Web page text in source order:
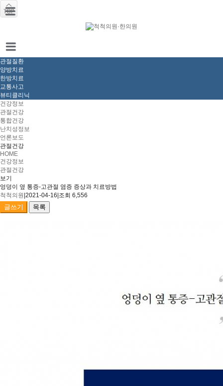
관절질환
양방치료
한방치료
교통사고
뷰티클리닉
건강정보
관절건강
통합건강
난치성정보
언론보도
관절건강
HOME
건강정보
관절건강
보기
엉덩이 옆 통증-고관절 염증 증상과 치료방법
척척의원 2021-04-16 조회 6,556
글쓰기 목록